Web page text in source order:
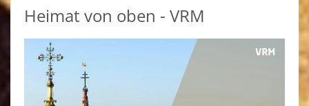
Heimat von oben - VRM